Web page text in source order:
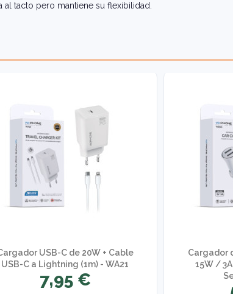
al tacto pero mantiene su flexibilidad.
USB-C de 20W + Cable
USB-C a Lightning (1m) - WA21
7,95 €
Cargador
15W /